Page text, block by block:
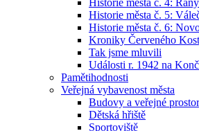
Historie města č. 4:
Historie města č. 5:
Historie města č. 6:
Kroniky Červeného
Tak jsme mluvili
Události r. 1942 na
Pamětihodnosti
Veřejná vybavenost města
Budovy a veřejné
Dětská hřiště
Sportoviště